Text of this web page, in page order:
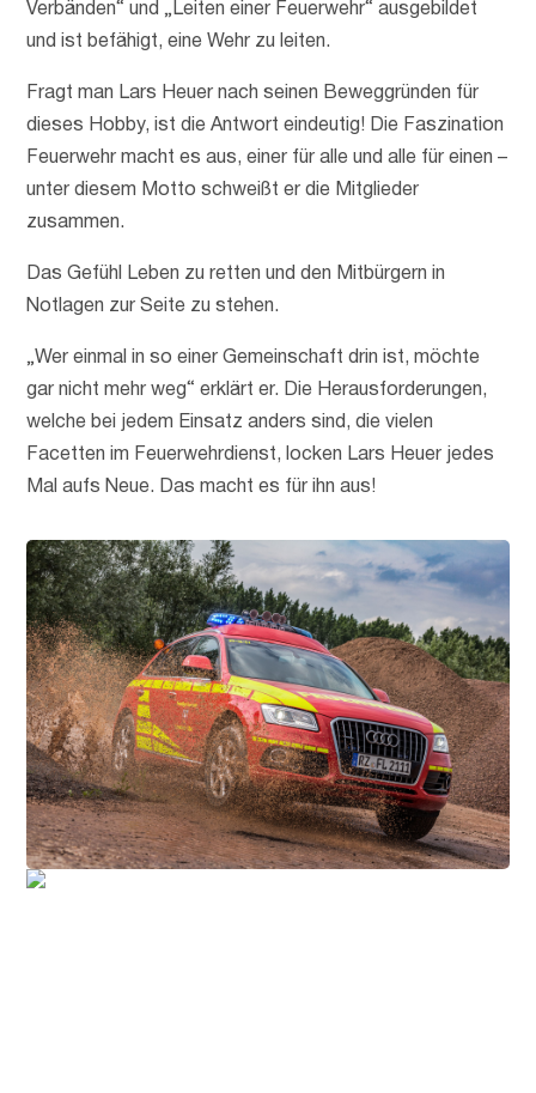
Verbänden“ und „Leiten einer Feuerwehr“ ausgebildet
und ist befähigt, eine Wehr zu leiten.
Fragt man Lars Heuer nach seinen Beweggründen für
dieses Hobby, ist die Antwort eindeutig! Die Faszination
Feuerwehr macht es aus, einer für alle und alle für einen –
unter diesem Motto schweißt er die Mitglieder
zusammen.
Das Gefühl Leben zu retten und den Mitbürgern in
Notlagen zur Seite zu stehen.
„Wer einmal in so einer Gemeinschaft drin ist, möchte
gar nicht mehr weg“ erklärt er. Die Herausforderungen,
welche bei jedem Einsatz anders sind, die vielen
Facetten im Feuerwehrdienst, locken Lars Heuer jedes
Mal aufs Neue. Das macht es für ihn aus!